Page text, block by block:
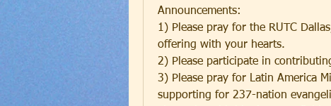
Announcements:
1) Please pray for the RUTC
offering with your hearts.
2) Please participate in
3) Please pray for Latin America
supporting for 237-nation